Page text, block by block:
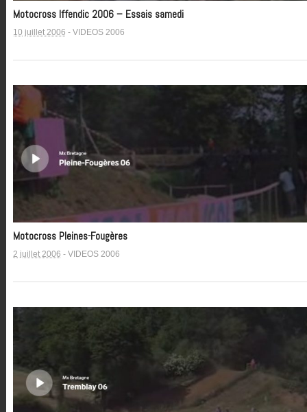
Motocross Iffendic 2006 – Essais samedi
10 juillet 2006 - VIDEOS 2006
Motocross Pleines-Fougères
2 juillet 2006 - VIDEOS 2006